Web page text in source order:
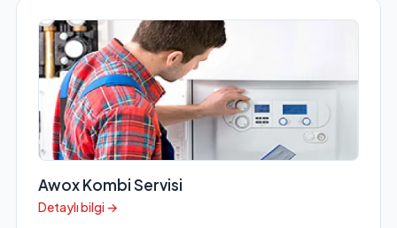
Awox Kombi Servisi
Detaylı bilgi →